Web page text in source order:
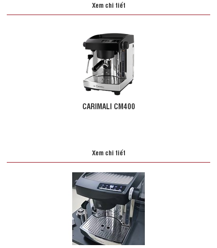
Xem chi tiết
CARIMALI CM400
Xem chi tiết